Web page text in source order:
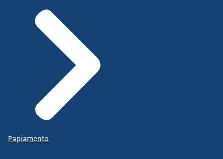
Papiamento